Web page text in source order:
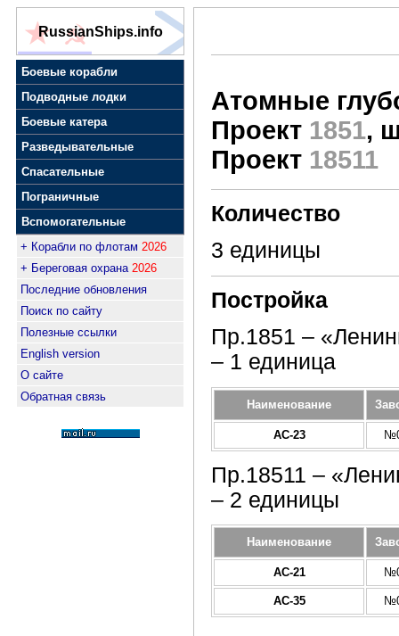
RussianShips.info
Боевые корабли
Подводные лодки
Боевые катера
Разведывательные
Спасательные
Пограничные
Вспомогательные
+ Корабли по флотам 2026
+ Береговая охрана 2026
Последние обновления
Поиск по сайту
Полезные ссылки
English version
О сайте
Обратная связь
Атомные
Проект 1851,
Проект 18511
Количество
3 единицы
Постройка
Пр.1851 –
– 1 единица
Наименование
АС-23
Пр.18511 –
– 2 единицы
Наименование
АС-21
АС-35